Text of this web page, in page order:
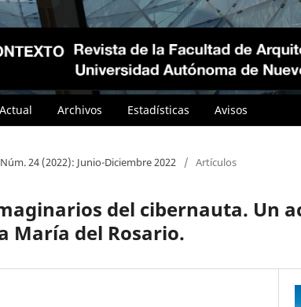
Actual Archivos Estadísticas Avisos
24 (2022): Junio-Diciembre 2022 / Artículos
del cibernauta. Un
María del Rosario.